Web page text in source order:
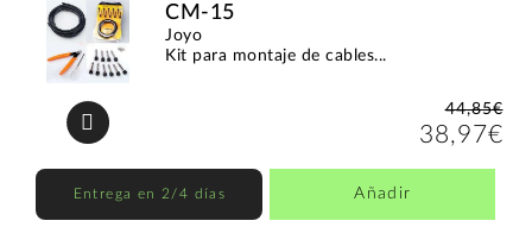
CM-15
Joyo
Kit para montaje de cables...
44,85€
38,97€
Entrega en 2/4 días Añadir